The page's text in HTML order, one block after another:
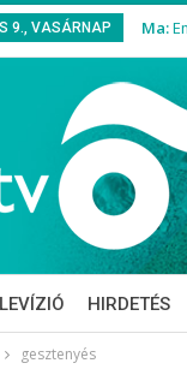
9., VASÁRNAP Ma:
HIRDETÉS
gesztenyés